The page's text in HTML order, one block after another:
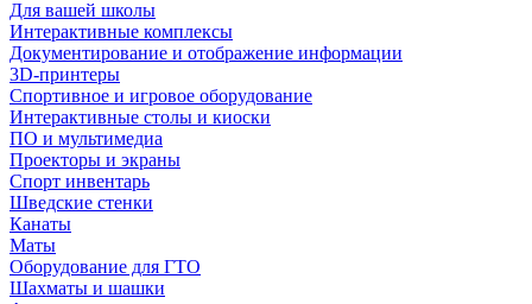
Для вашей школы
Интерактивные комплексы
Документирование и отображение информации
3D-принтеры
Спортивное и игровое оборудование
Интерактивные столы и киоски
ПО и мультимедиа
Проекторы и экраны
Спорт инвентарь
Шведские стенки
Канаты
Маты
Оборудование для ГТО
Шахматы и шашки